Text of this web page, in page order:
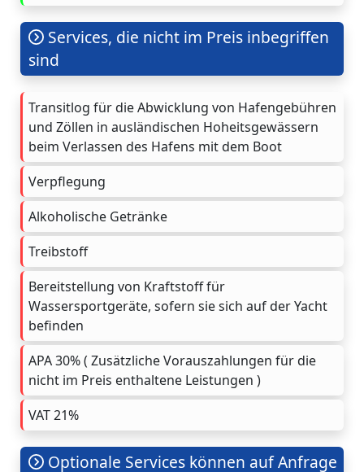
Services, die nicht im Preis inbegriffen
sind
Transitlog für die Abwicklung von Hafengebühren
und Zöllen in ausländischen Hoheitsgewässern
beim Verlassen des Hafens mit dem Boot
Verpflegung
Alkoholische Getränke
Treibstoff
Bereitstellung von Kraftstoff für
Wassersportgeräte, sofern sie sich auf der Yacht
befinden
APA 30% ( Zusätzliche Vorauszahlungen für die
nicht im Preis enthaltene Leistungen )
VAT 21%
Optionale Services können auf Anfrage